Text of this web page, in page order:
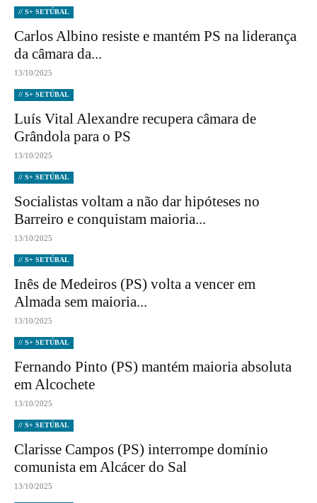
// S+ SETÚBAL
Carlos Albino resiste e mantém PS na liderança
da câmara da...
13/10/2025
// S+ SETÚBAL
Luís Vital Alexandre recupera câmara de
Grândola para o PS
13/10/2025
// S+ SETÚBAL
Socialistas voltam a não dar hipóteses no
Barreiro e conquistam maioria...
13/10/2025
// S+ SETÚBAL
Inês de Medeiros (PS) volta a vencer em
Almada sem maioria...
13/10/2025
// S+ SETÚBAL
Fernando Pinto (PS) mantém maioria absoluta
em Alcochete
13/10/2025
// S+ SETÚBAL
Clarisse Campos (PS) interrompe domínio
comunista em Alcácer do Sal
13/10/2025